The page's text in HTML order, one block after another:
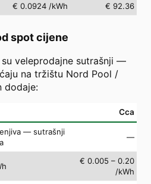
€ 0.0924 /kWh € 92.36
spot cijene
veleprodajne sutrašnji —
na tržištu Nord Pool /
dodaje:
Cca
— sutrašnji
—
€ 0.005 – 0.20
/kWh